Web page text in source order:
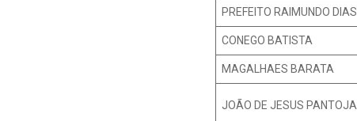
PREFEITO RAIMUNDO DIAS
CONEGO BATISTA
MAGALHAES BARATA
JOÃO DE JESUS PANTOJA